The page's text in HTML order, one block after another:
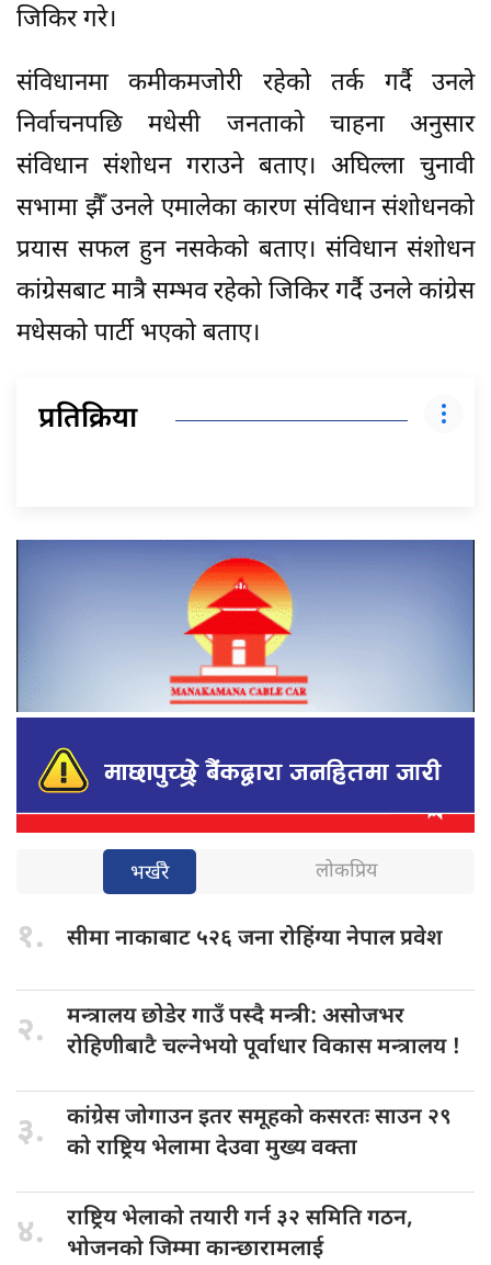
जिकिर गरे।
संविधानमा कमीकमजोरी रहेको तर्क गर्दै उनले
निर्वाचनपछि मधेसी जनताको चाहना अनुसार
संविधान संशोधन गराउने बताए। अघिल्ला चुनावी
सभामा झैँ उनले एमालेका कारण संविधान संशोधनको
प्रयास सफल हुन नसकेको बताए। संविधान संशोधन
कांग्रेसबाट मात्रै सम्भव रहेको जिकिर गर्दै उनले कांग्रेस
मधेसको पार्टी भएको बताए।
प्रतिक्रिया
भर्खरै लोकप्रिय
१. सीमा नाकाबाट ५२६ जना रोहिंग्या नेपाल प्रवेश
२. मन्त्रालय छोडेरगाउँ पस्दै मन्त्री: असोजभर
रोहिणीबाटै चल्नेभयो पूर्वाधार विकास मन्त्रालय !
३. कांग्रेस जोगाउनइतर समूहको कसरतः साउन २९
को राष्ट्रिय भेलामा देउवा मुख्य वक्ता
४. राष्ट्रिय भेलाकोतयारी गर्न ३२ समिति गठन,
भोजनको जिम्मा कान्छारामलाई